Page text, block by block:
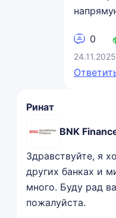
0
Ринат
BNK
Здравствуйте, я
других банках и
много. Буду рад
пожалуйста.